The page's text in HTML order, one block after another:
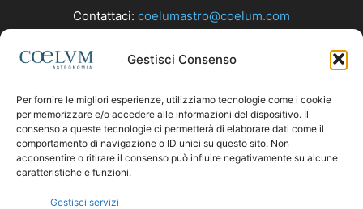
Gestisci Consenso
Per fornire le migliori esperienze, utilizziamo tecnologie come i cookie
per memorizzare e/o accedere alle informazioni del dispositivo. Il
consenso a queste tecnologie ci permetterà di elaborare dati come il
comportamento di navigazione o ID unici su questo sito. Non
acconsentire o ritirare il consenso può influire negativamente su alcune
caratteristiche e funzioni.
Gestisci servizi
Contattaci: coelumastro@coelum.com
SEGUICI